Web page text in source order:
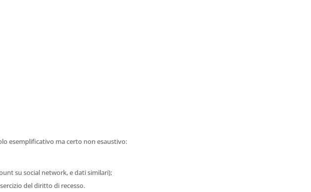
esemplificativo ma certo non esaustivo:
su social network, e dati similari);
del diritto di recesso.